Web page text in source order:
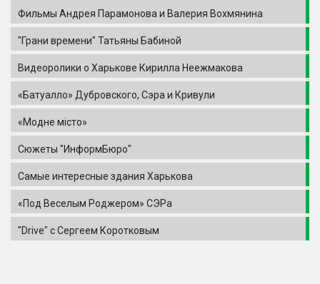
Фильмы Андрея Парамонова и Валерия Вохмянина
"Грани времени" Татьяны Бабиной
Видеоролики о Харькове Кирилла Неежмакова
«Батуалло» Дубровского, Сэра и Кривули
«Модне місто»
Сюжеты "ИнформБюро"
Самые интересные здания Харькова
«Под Веселым Роджером» СЭРа
"Drive" с Сергеем Коротковым